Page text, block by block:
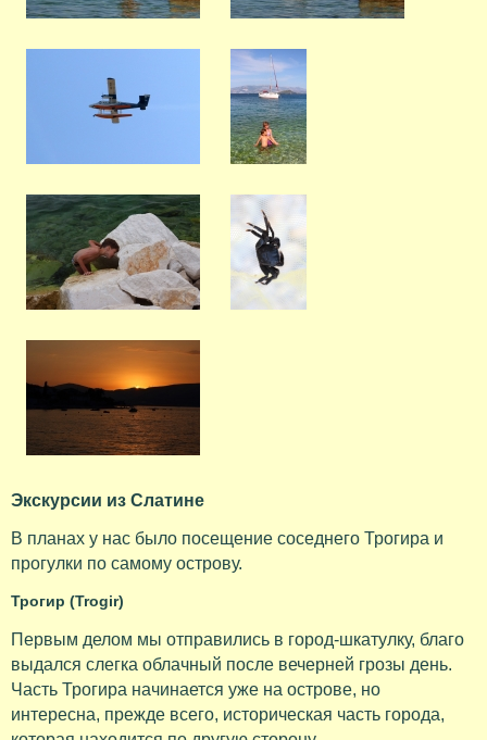
Экскурсии из Слатине
В планах у нас было посещение соседнего Трогира и
прогулки по самому острову.
Трогир (Trogir)
Первым делом мы отправились в город-шкатулку, благо
выдался слегка облачный после вечерней грозы день.
Часть Трогира начинается уже на острове, но
интересна, прежде всего, историческая часть города,